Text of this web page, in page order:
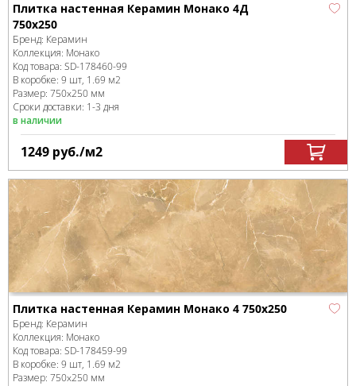
Плитка настенная Керамин Монако 4Д
750х250
Бренд: Керамин
Коллекция: Монако
Код товара: SD-178460-99
В коробке: 9 шт, 1.69 м2
Размер: 750x250 мм
Сроки доставки: 1-3 дня
в наличии
1249 руб./м2
Плитка настенная Керамин Монако 4 750х250
Бренд: Керамин
Коллекция: Монако
Код товара: SD-178459-99
В коробке: 9 шт, 1.69 м2
Размер: 750x250 мм